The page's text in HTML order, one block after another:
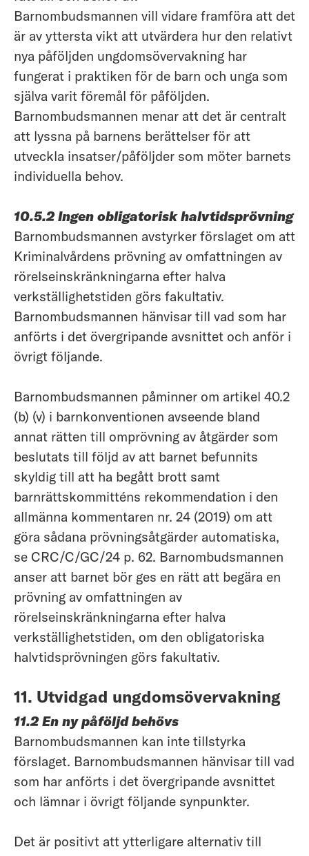
Barnombudsmannen vill vidare framföra att det
är av yttersta vikt att utvärdera hur den relativt
nya påföljden ungdomsövervakning har
fungerat i praktiken för de barn och unga som
själva varit föremål för påföljden.
Barnombudsmannen menar att det är centralt
att lyssna på barnens berättelser för att
utveckla insatser/påföljder som möter barnets
individuella behov.
10.5.2 Ingen obligatorisk halvtidsprövning
Barnombudsmannen avstyrker förslaget om att
Kriminalvårdens prövning av omfattningen av
rörelseinskränkningarna efter halva
verkställighetstiden görs fakultativ.
Barnombudsmannen hänvisar till vad som har
anförts i det övergripande avsnittet och anför i
övrigt följande.
Barnombudsmannen påminner om artikel 40.2
(b) (v) i barnkonventionen avseende bland
annat rätten till omprövning av åtgärder som
beslutats till följd av att barnet befunnits
skyldig till att ha begått brott samt
barnrättskommitténs rekommendation i den
allmänna kommentaren nr. 24 (2019) om att
göra sådana prövningsåtgärder automatiska,
se CRC/C/GC/24 p. 62. Barnombudsmannen
anser att barnet bör ges en rätt att begära en
prövning av omfattningen av
rörelseinskränkningarna efter halva
verkställighetstiden, om den obligatoriska
halvtidsprövningen görs fakultativ.
11. Utvidgad ungdomsövervakning
11.2 En ny påföljd behövs
Barnombudsmannen kan inte tillstyrka
förslaget. Barnombudsmannen hänvisar till vad
som har anförts i det övergripande avsnittet
och lämnar i övrigt följande synpunkter.
Det är positivt att ytterligare alternativ till